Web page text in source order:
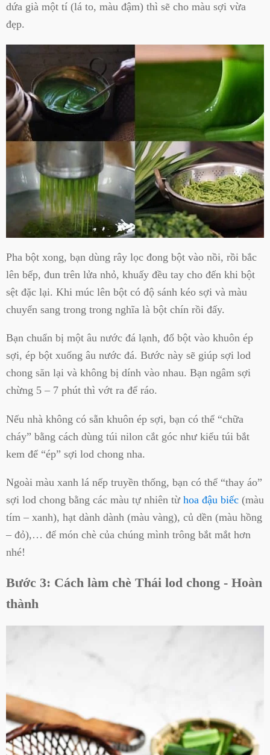
dứa già một tí (lá to, màu đậm) thì sẽ cho màu sợi vừa
đẹp.
Pha bột xong, bạn dùng rây lọc đong bột vào nồi, rồi bắc
lên bếp, đun trên lửa nhỏ, khuấy đều tay cho đến khi bột
sệt đặc lại. Khi múc lên bột có độ sánh kéo sợi và màu
chuyển sang trong trong nghĩa là bột chín rồi đấy.
Bạn chuẩn bị một âu nước đá lạnh, đổ bột vào khuôn ép
sợi, ép bột xuống âu nước đá. Bước này sẽ giúp sợi lod
chong săn lại và không bị dính vào nhau. Bạn ngâm sợi
chừng 5 – 7 phút thì vớt ra để ráo.
Nếu nhà không có sẵn khuôn ép sợi, bạn có thể “chữa
cháy” bằng cách dùng túi nilon cắt góc như kiểu túi bắt
kem để “ép” sợi lod chong nha.
Ngoài màu xanh lá nếp truyền thống, bạn có thể “thay áo”
sợi lod chong bằng các màu tự nhiên từ hoa đậu biếc (màu
tím – xanh), hạt dành dành (màu vàng), củ dền (màu hồng
– đỏ),… để món chè của chúng mình trông bắt mắt hơn
nhé!
Bước 3: Cách làm chè Thái lod chong - Hoàn
thành